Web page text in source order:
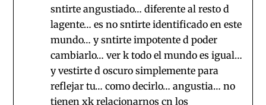
sntirte angustiado… diferente al resto d
lagente… es no sntirte identificado en este
mundo… y sntirte impotente d poder
cambiarlo… ver k todo el mundo es igual…
y vestirte d oscuro simplemente para
reflejar tu… como decirlo… angustia… no
tienen xk relacionarnos cn los